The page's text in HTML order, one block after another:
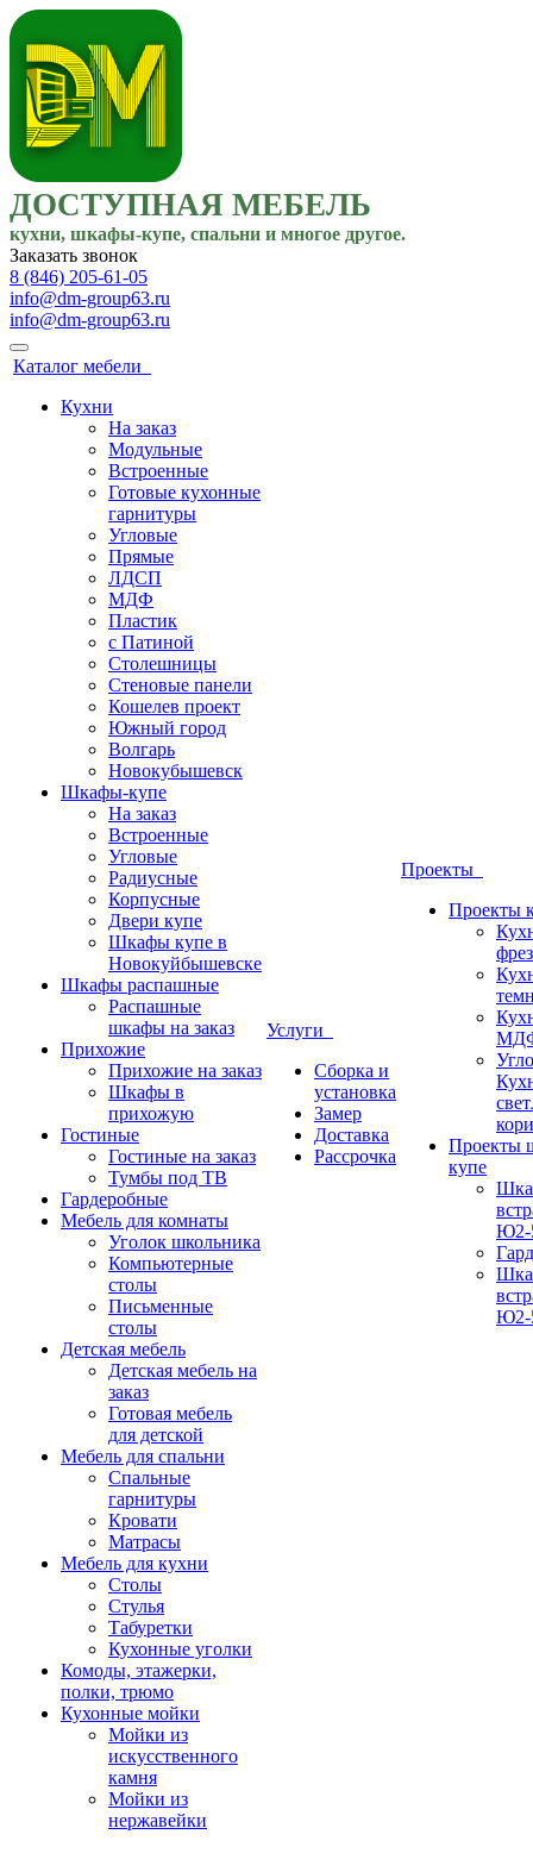
ДОСТУПНАЯ МЕБЕЛЬ
кухни, шкафы-купе, спальни и многое другое.
Заказать звонок
8 (846) 205-61-05
info@dm-group63.ru
info@dm-group63.ru
Каталог мебели
Кухни
На заказ
Модульные
Встроенные
Готовые кухонные
гарнитуры
Угловые
Прямые
ЛДСП
МДФ
Пластик
с Патиной
Столешницы
Стеновые панели
Кошелев проект
Южный город
Волгарь
Новокубышевск
Шкафы-купе
На заказ
Встроенные
Угловые
Радиусные
Корпусные
Двери купе
Шкафы купе в
Новокуйбышевске
Шкафы распашные
Распашные
шкафы на заказ
Прихожие
Прихожие на заказ
Шкафы в
прихожую
Гостиные
Гостиные на заказ
Тумбы под ТВ
Гардеробные
Мебель для комнаты
Уголок школьника
Компьютерные
столы
Письменные
столы
Детская мебель
Детская мебель на
заказ
Готовая мебель
для детской
Мебель для спальни
Спальные
гарнитуры
Кровати
Матрасы
Мебель для кухни
Столы
Стулья
Табуретки
Кухонные уголки
Комоды, этажерки,
полки, трюмо
Кухонные мойки
Мойки из
искусственного
камня
Мойки из
нержавейки
Услуги
Сборка и
установка
Замер
Доставка
Рассрочка
Проекты
Проекты
МДФ
Проекты
купе
Ю2-
Ю2-